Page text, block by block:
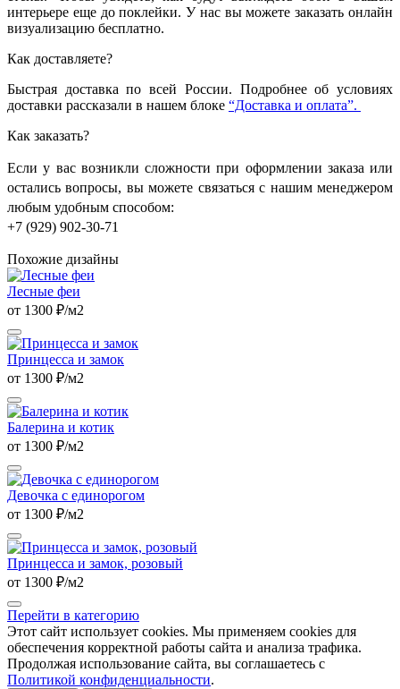
интерьере еще до поклейки. У нас вы можете заказать онлайн
визуализацию бесплатно.
Как доставляете?
Быстрая доставка по всей России. Подробнее об условиях
доставки рассказали в нашем блоке “Доставка и оплата”.
Как заказать?
Если у вас возникли сложности при оформлении заказа или
остались вопросы, вы можете связаться с нашим менеджером
любым удобным способом:
+7 (929) 902-30-71
Похожие дизайны
Лесные феи
от 1300 ₽/м2
Принцесса и замок
от 1300 ₽/м2
Балерина и котик
от 1300 ₽/м2
Девочка с единорогом
от 1300 ₽/м2
Принцесса и замок, розовый
от 1300 ₽/м2
Перейти в категорию
Этот сайт использует cookies. Мы применяем cookies для
обеспечения корректной работы сайта и анализа трафика.
Продолжая использование сайта, вы соглашаетесь с
Политикой конфиденциальности.